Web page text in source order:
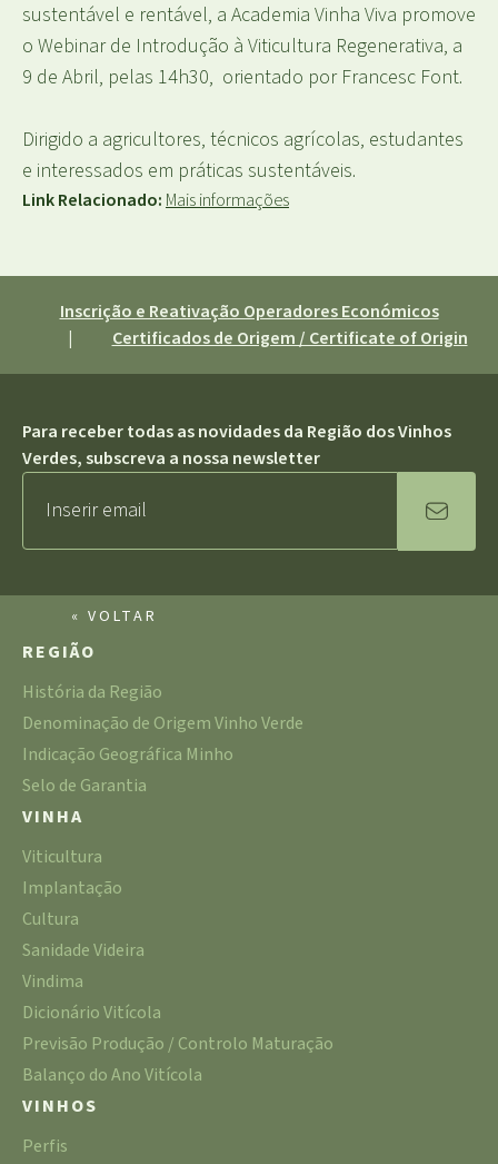
sustentável e rentável, a Academia Vinha Viva promove
o Webinar de Introdução à Viticultura Regenerativa, a
9 de Abril, pelas 14h30, orientado por Francesc Font.
Dirigido a agricultores, técnicos agrícolas, estudantes
e interessados em práticas sustentáveis.
Link Relacionado: Mais informações
Inscrição e Reativação Operadores Económicos
|
Certificados de Origem / Certificate of Origin
Para receber todas as novidades da Região dos Vinhos
Verdes, subscreva a nossa newsletter
« VOLTAR
REGIÃO
História da Região
Denominação de Origem Vinho Verde
Indicação Geográfica Minho
Selo de Garantia
VINHA
Viticultura
Implantação
Cultura
Sanidade Videira
Vindima
Dicionário Vitícola
Previsão Produção / Controlo Maturação
Balanço do Ano Vitícola
VINHOS
Perfis